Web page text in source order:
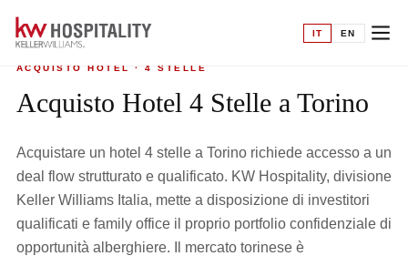
IT EN
Home ›Acquisto hotel›
ACQUISTO HOTEL · 4 STELLE
Acquisto Hotel 4 Stelle a Torino
Acquistare un hotel 4 stelle a Torino richiede accesso a un
deal flow strutturato e qualificato. KW Hospitality, divisione
Keller Williams Italia, mette a disposizione di investitori
qualificati e family office il proprio portfolio confidenziale di
opportunità alberghiere. Il mercato torinese è